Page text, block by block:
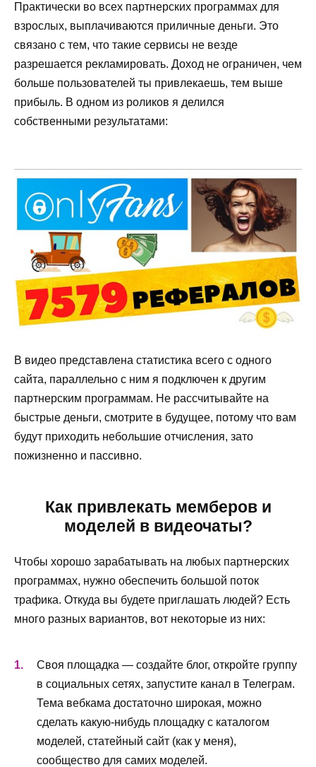
Практически во всех партнерских программах для
взрослых, выплачиваются приличные деньги. Это
связано с тем, что такие сервисы не везде
разрешается рекламировать. Доход не ограничен, чем
больше пользователей ты привлекаешь, тем выше
прибыль. В одном из роликов я делился
собственными результатами:
В видео представлена статистика всего с одного
сайта, параллельно с ним я подключен к другим
партнерским программам. Не рассчитывайте на
быстрые деньги, смотрите в будущее, потому что вам
будут приходить небольшие отчисления, зато
пожизненно и пассивно.
Как привлекать мемберов и
моделей в видеочаты?
Чтобы хорошо зарабатывать на любых партнерских
программах, нужно обеспечить большой поток
трафика. Откуда вы будете приглашать людей? Есть
много разных вариантов, вот некоторые из них:
Своя площадка — создайте блог, откройте группу
в социальных сетях, запустите канал в Телеграм.
Тема вебкама достаточно широкая, можно
сделать какую-нибудь площадку с каталогом
моделей, статейный сайт (как у меня),
сообщество для самих моделей.